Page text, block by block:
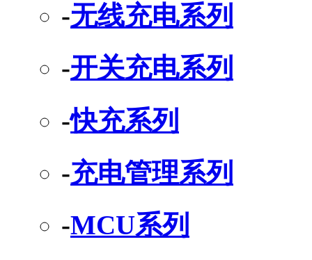
-无线充电系列
-开关充电系列
-快充系列
-充电管理系列
-MCU系列